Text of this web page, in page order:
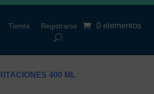
Tienda Registrarse 0 elementos
400 ML